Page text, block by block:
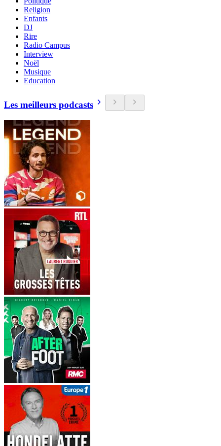
Religion
Enfants
DJ
Rire
Radio Campus
Interview
Noël
Musique
Education
Les meilleurs podcasts